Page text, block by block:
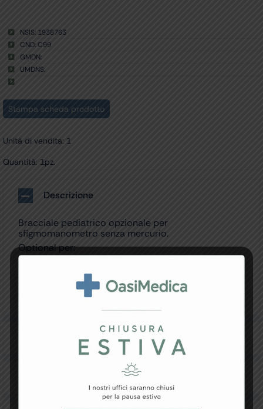
NSIS: 1938763
CND: C99
GMDN:
UMDNS:
Stampa scheda prodotto
Unità di vendita: 1
Quantità: 1pz.
Descrizione
Bracciale pediatrico opzionale per
sfigmomanometro senza mercurio.
Optional per:
• Cod. 32800 – SFIGMOMANOMETRO SENZA
MERCURIO – da tavolo
• Cod. 32801 – SFIGMOMANOMETRO SENZA
MERCURIO – su carrello con vano bracciale
Specifiche Tecniche